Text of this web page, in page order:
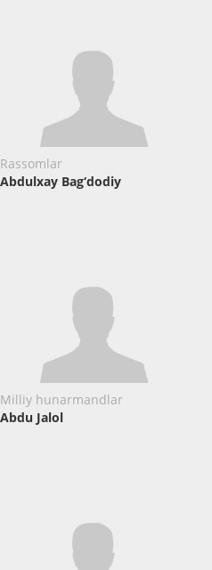
Rassomlar
Abdulxay Bag‘dodiy
Milliy hunarmandlar
Abdu Jalol